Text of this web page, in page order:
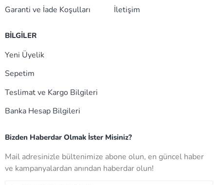
Garanti ve İade Koşulları
İletişim
BİLGİLER
Yeni Üyelik
Sepetim
Teslimat ve Kargo Bilgileri
Banka Hesap Bilgileri
Bizden Haberdar Olmak İster Misiniz?
Mail adresinizle bültenimize abone olun, en güncel haber
ve kampanyalardan anından haberdar olun!